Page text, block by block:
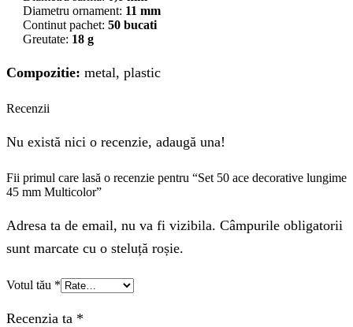
Diametru ornament: 11 mm
Continut pachet: 50 bucati
Greutate: 18 g
Compozitie: metal, plastic
Recenzii
Nu există nici o recenzie, adaugă una!
Fii primul care lasă o recenzie pentru “Set 50 ace decorative lungime
45 mm Multicolor”
Adresa ta de email, nu va fi vizibila. Câmpurile obligatorii
sunt marcate cu o steluță roșie.
Votul tău *
Recenzia ta *